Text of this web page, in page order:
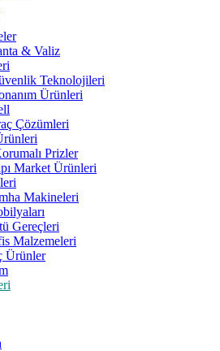
& Valiz
Teknolojileri
Ürünleri
Çözümleri
Prizler
Market Ürünleri
Makineleri
Gereçleri
Malzemeleri
Ürünler